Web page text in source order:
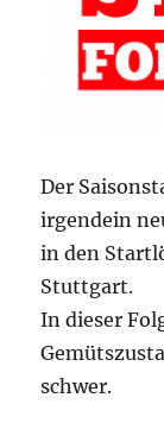
Der
irgendein
in den
Stuttgart.
In dieser
schwer.